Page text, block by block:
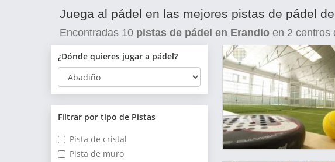
Juega al pádel en las mejores pistas de pádel
Encontradas 10 pistas de pádel en Erandio en 2 centros
¿Dónde quieres jugar a pádel?
Filtrar por tipo de Pistas
Pista de cristal
Pista de muro